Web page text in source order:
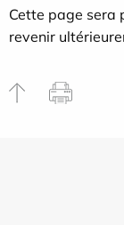
Cette page sera
revenir